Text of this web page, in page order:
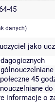
45
danych)
jako
45
informacje o